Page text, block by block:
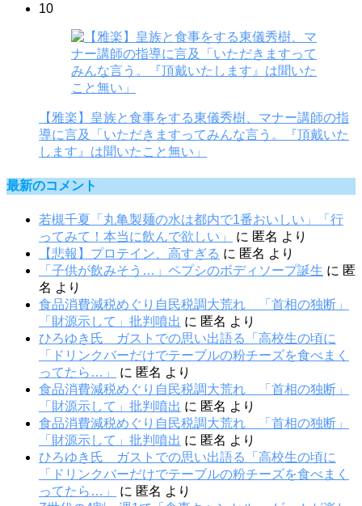
10
【雅楽】皇族と食事をする東儀秀樹、マナー講師の指
導に言及「いただきますってみんな言う。『頂戴いた
します』は聞いたこと無い」
最新のコメント
若槻千夏「丸亀製麺の水は都内で1番おいしい」「行
ってみて！本当に飲んで欲しい」
に 匿名 より
【悲報】プロテイン、高すぎる に 匿名 より
「子供が飲みそう…」ペプシのボディソープ誕生 に 匿
名 より
食品消費減税めぐり自民税調大荒れ 「首相の独断」
「財源示して」批判噴出 に 匿名 より
ひろゆき氏 ガストでの思い出語る「高校生の頃に
「ドリンクバーだけでテーブルの粉チーズを食べまく
ってたら…」
に 匿名 より
食品消費減税めぐり自民税調大荒れ 「首相の独断」
「財源示して」批判噴出 に 匿名 より
食品消費減税めぐり自民税調大荒れ 「首相の独断」
「財源示して」批判噴出 に 匿名 より
ひろゆき氏 ガストでの思い出語る「高校生の頃に
「ドリンクバーだけでテーブルの粉チーズを食べまく
ってたら…」
に 匿名 より